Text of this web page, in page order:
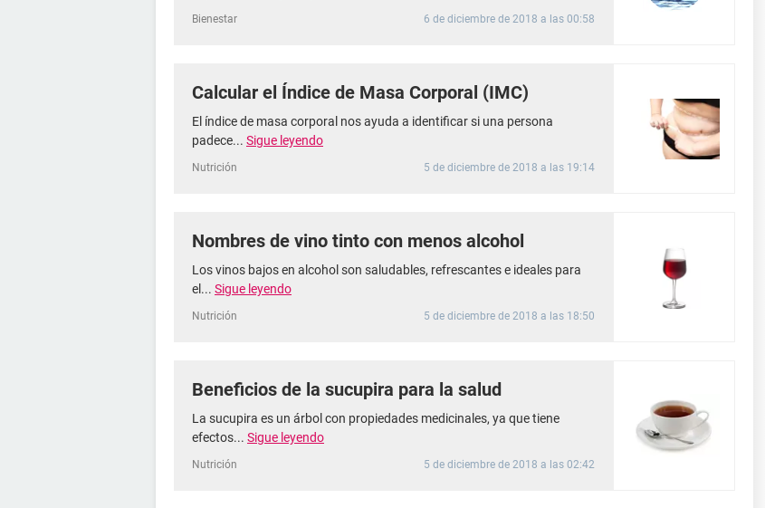
Bienestar 6 de diciembre de 2018 a las 00:58
Calcular el Índice de Masa Corporal (IMC)
El índice de masa corporal nos ayuda a identificar si una persona
padece... Sigue leyendo
Nutrición 5 de diciembre de 2018 a las 19:14
Nombres de vino tinto con menos alcohol
Los vinos bajos en alcohol son saludables, refrescantes e ideales para
el... Sigue leyendo
Nutrición 5 de diciembre de 2018 a las 18:50
Beneficios de la sucupira para la salud
La sucupira es un árbol con propiedades medicinales, ya que tiene
efectos... Sigue leyendo
Nutrición 5 de diciembre de 2018 a las 02:42